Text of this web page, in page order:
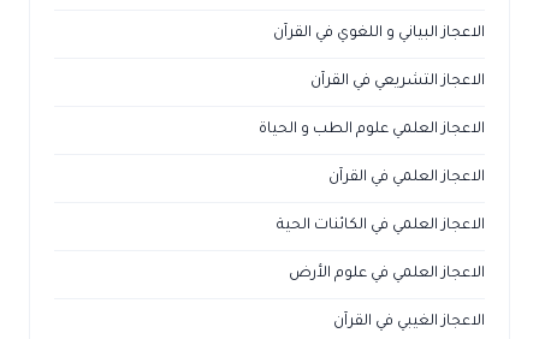
الاعجاز البياني و اللغوي في القرآن
الاعجاز التشريعي في القرآن
الاعجاز العلمي علوم الطب و الحياة
الاعجاز العلمي في القرآن
الاعجاز العلمي في الكائنات الحية
الاعجاز العلمي في علوم الأرض
الاعجاز الغيبي في القرآن